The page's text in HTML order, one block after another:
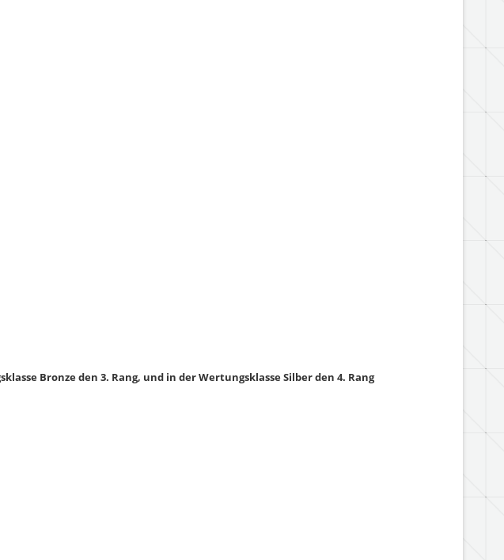
Bronze den 3. Rang, und in der Wertungsklasse Silber den 4. Rang